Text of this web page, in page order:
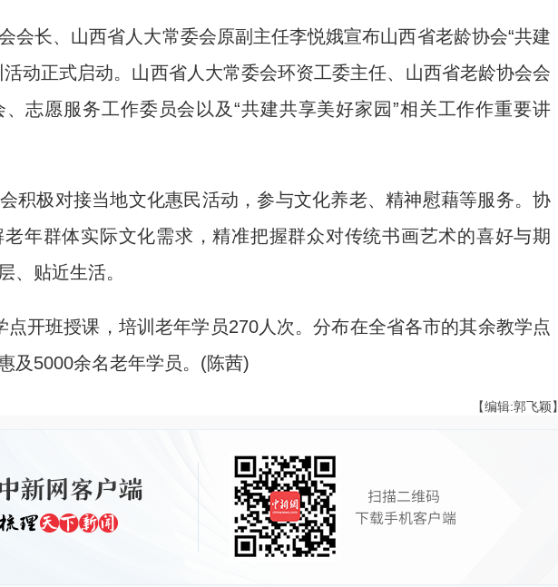
长、山西省人大常委会原副主任李悦娥宣布山西省老龄协会“共建
动正式启动。山西省人大常委会环资工委主任、山西省老龄协会会
志愿服务工作委员会以及“共建共享美好家园”相关工作作重要讲
极对接当地文化惠民活动，参与文化养老、精神慰藉等服务。协
年群体实际文化需求，精准把握群众对传统书画艺术的喜好与期
、贴近生活。
班授课，培训老年学员270人次。分布在全省各市的其余教学点
及5000余名老年学员。(陈茜)
【编辑:郭飞颖】